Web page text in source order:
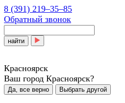
8 (391) 219‒35‒85
Обратный звонок
найти
Красноярск
Ваш город Красноярск?
Да, все верно Выбрать другой